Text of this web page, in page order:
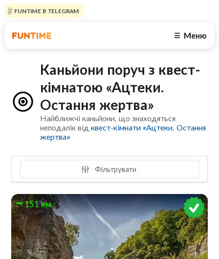
FUNTIME В TELEGRAM
☰ Меню
Каньйони поруч з квест-
кімнатою «Ацтеки.
Остання жертва»
Найближчі каньйони, що знаходяться
неподалік відквест-кімнати «Ацтеки. Остання
жертва»
Фільтрувати
151 км